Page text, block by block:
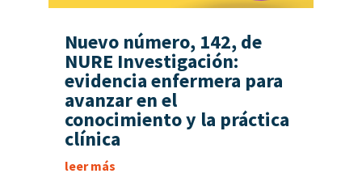
Nuevo número, 142, de
NURE Investigación:
evidencia enfermera para
avanzar en el
conocimiento y la práctica
clínica
leer más